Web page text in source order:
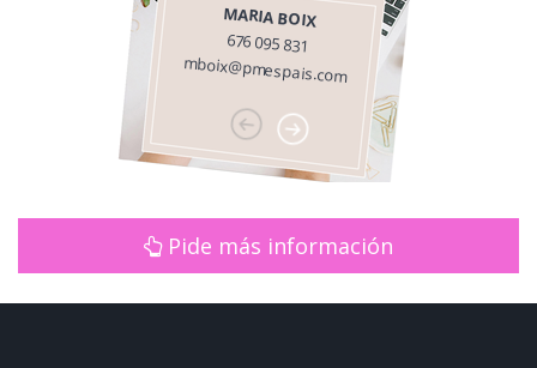
MARIA BOIX
676 095 831
mboix@pmespais.com
Pide más información